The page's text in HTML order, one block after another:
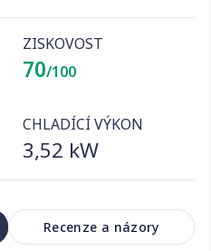
ZISKOVOST
70/100
CHLADÍCÍ VÝKON
3,52 kW
Recenze a názory